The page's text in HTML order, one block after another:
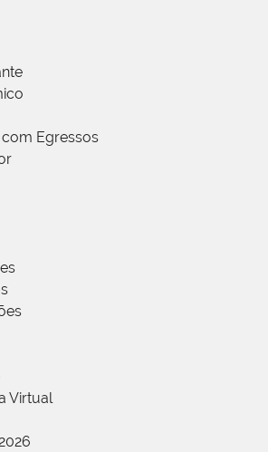
Egressos
Virtual